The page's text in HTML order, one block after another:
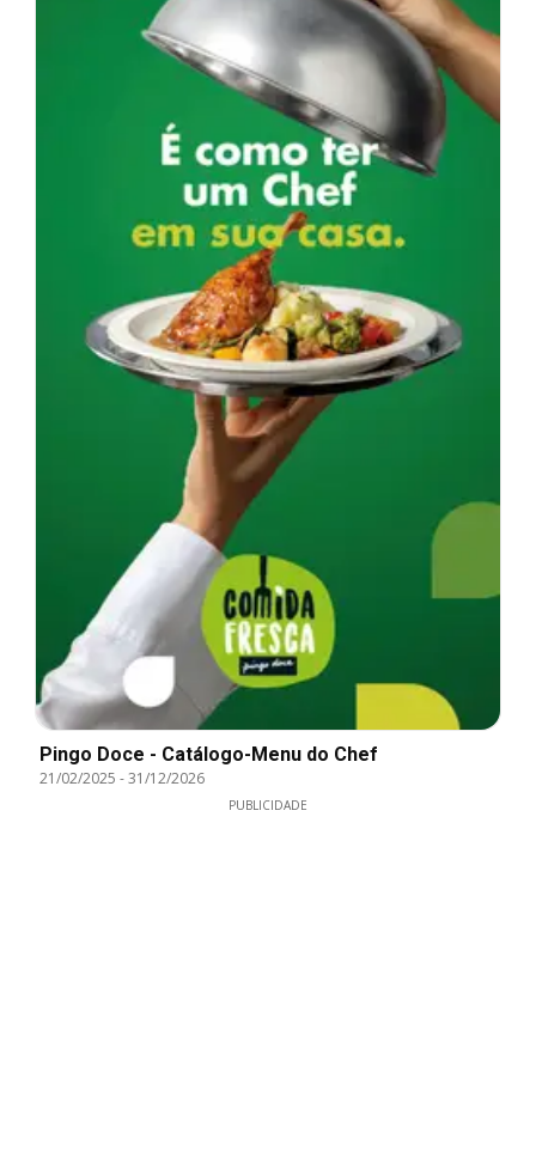
Pingo Doce - Catálogo-Menu do Chef
21/02/2025 -31/12/2026
PUBLICIDADE